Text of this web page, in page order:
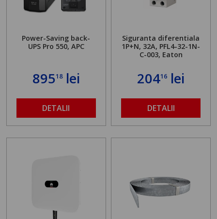
Power-Saving back-
UPS Pro 550, APC
89518lei
DETALII
Siguranta diferentiala
1P+N, 32A, PFL4-32-1N-
C-003, Eaton
20416 lei
DETALII